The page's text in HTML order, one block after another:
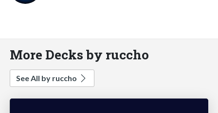
More Decks by ruccho
See All by ruccho